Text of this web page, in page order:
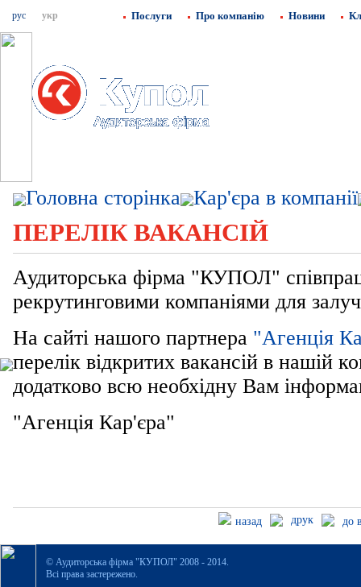
рус укр Послуги Про компанію Новини
Головна сторінка Кар'єра в компанії
ПЕРЕЛІК ВАКАНСІЙ
Аудиторська фірма "КУПОЛ"
рекрутинговими компаніями для
На сайті нашого партнера "Агенція
перелік відкритих вакансій в нашій
додатково всю необхідну Вам
"Агенція Кар'єра"
назад друк до
© Аудиторська фірма "КУПОЛ" 2008 - 2014.
Всі права застережено.